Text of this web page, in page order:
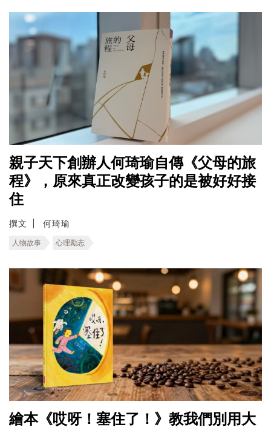
親子天下創辦人何琦瑜自傳《父母的旅
程》，原來真正改變孩子的是被好好接
住
撰文 何琦瑜
人物故事 心理勵志
繪本《哎呀！塞住了！》教我們別用大